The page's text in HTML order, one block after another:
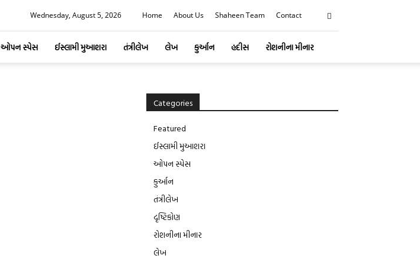
Wednesday, August 5, 2026 Home About Us Shaheen Team Contact
ઓપન સ્પેસ ઈસ્લામી મુઆશરા તંત્રીલેખ લેખ કુર્આન હદીસ રોશનીના મીનાર
Categories
Featured
ઈસ્લામી મુઆશરા
ઓપન સ્પેસ
કુર્આન
તંત્રીલેખ
દૃષ્ટિકોણ
રોશનીના મીનાર
લેખ